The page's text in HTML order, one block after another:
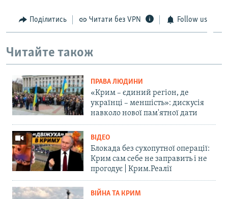
Поділитись Читати без VPN Follow us
Читайте також
ПРАВА ЛЮДИНИ
«Крим – єдиний регіон, де
українці – меншість»: дискусія
навколо нової пам'ятної дати
ВІДЕО
Блокада без сухопутної операції:
Крим сам себе не заправить і не
прогодує | Крим.Реалії
ВІЙНА ТА КРИМ